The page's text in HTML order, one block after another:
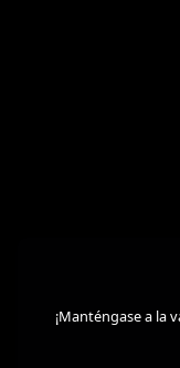
¡Manténgase a la